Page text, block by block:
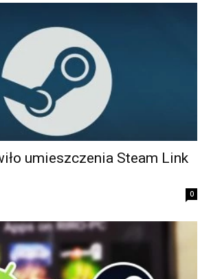
umieszczenia Steam Link
0